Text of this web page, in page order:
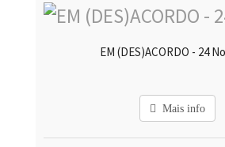
EM (DES)ACORDO - 24
Mais info